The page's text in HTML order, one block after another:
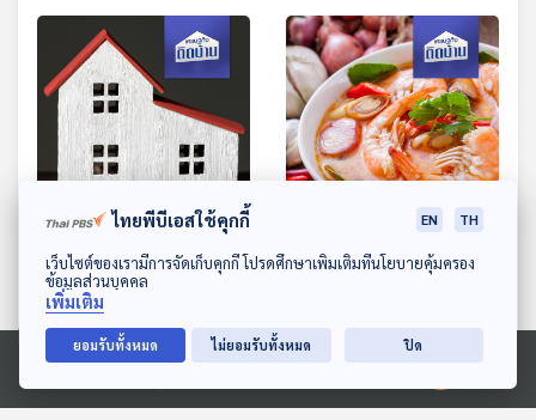
ดาวน์โหลด Thai PBS Podcast Application
Ⓒ 2020 องค์การกระจายเสียงและแพร่ภาพสาธารณะแห่งประเทศไทย
14:03
EP. 511: ทำไมคนรุ่นใหม่ไม่
พร้อมมีบ้าน
เศรษฐกิจติดบ้าน
14:03
EP. 512: Soft Power
อาหารไทย ทำไมไม่ปัง ?
ไทยพีบีเอสใช้คุกกี้ EN TH
เว็บไซต์ของเรามีการจัดเก็บคุกกี้ โปรดศึกษาเพิ่มเติมที่นโยบายคุ้มครอง
ข้อมูลส่วนบุคคล
เพิ่มเติม
ยอมรับทั้งหมด ไม่ยอมรับทั้งหมด ปิด